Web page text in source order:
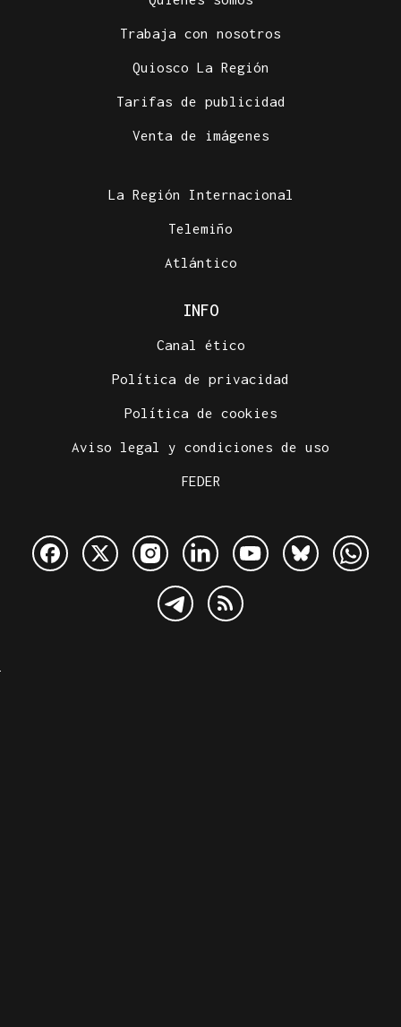
Trabaja con nosotros
Quiosco La Región
Tarifas de publicidad
Venta de imágenes
La Región Internacional
Telemiño
Atlántico
INFO
Canal ético
Política de privacidad
Política de cookies
Aviso legal y condiciones de uso
FEDER